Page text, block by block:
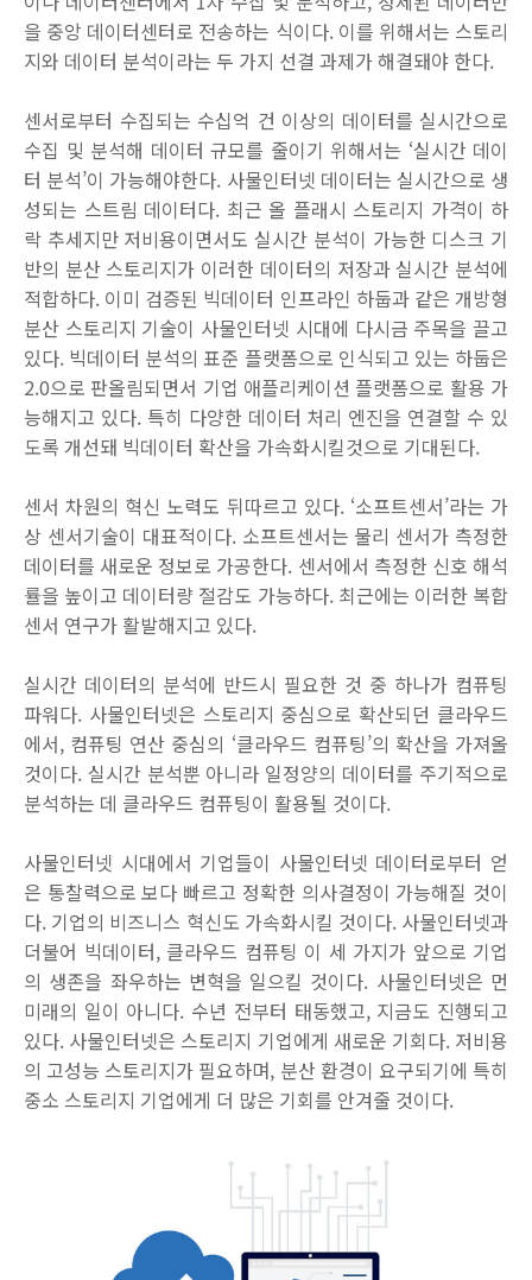
을 중앙 데이터센터로 전송하는 식이다. 이를 위해서는 스토리
지와 데이터 분석이라는 두 가지 선결 과제가 해결돼야 한다.
센서로부터 수집되는 수십억 건 이상의 데이터를 실시간으로
수집 및 분석해 데이터 규모를 줄이기 위해서는 ‘실시간 데이
터 분석’이 가능해야한다. 사물인터넷 데이터는 실시간으로 생
성되는 스트림 데이터다. 최근 올 플래시 스토리지 가격이 하
락 추세지만 저비용이면서도 실시간 분석이 가능한 디스크 기
반의 분산 스토리지가 이러한 데이터의 저장과 실시간 분석에
적합하다. 이미 검증된 빅데이터 인프라인 하둡과 같은 개방형
분산 스토리지 기술이 사물인터넷 시대에 다시금 주목을 끌고
있다. 빅데이터 분석의 표준 플랫폼으로 인식되고 있는 하둡은
2.0으로 판올림되면서 기업 애플리케이션 플랫폼으로 활용 가
능해지고 있다. 특히 다양한 데이터 처리 엔진을 연결할 수 있
도록 개선돼 빅데이터 확산을 가속화시킬것으로 기대된다.
센서 차원의 혁신 노력도 뒤따르고 있다. ‘소프트센서’라는 가
상 센서기술이 대표적이다. 소프트센서는 물리 센서가 측정한
데이터를 새로운 정보로 가공한다. 센서에서 측정한 신호 해석
률을 높이고 데이터량 절감도 가능하다. 최근에는 이러한 복합
센서 연구가 활발해지고 있다.
실시간 데이터의 분석에 반드시 필요한 것 중 하나가 컴퓨팅
파워다. 사물인터넷은 스토리지 중심으로 확산되던 클라우드
에서, 컴퓨팅 연산 중심의 ‘클라우드 컴퓨팅’의 확산을 가져올
것이다. 실시간 분석뿐 아니라 일정양의 데이터를 주기적으로
분석하는 데 클라우드 컴퓨팅이 활용될 것이다.
사물인터넷 시대에서 기업들이 사물인터넷 데이터로부터 얻
은 통찰력으로 보다 빠르고 정확한 의사결정이 가능해질 것이
다. 기업의 비즈니스 혁신도 가속화시킬 것이다. 사물인터넷과
더불어 빅데이터, 클라우드 컴퓨팅 이 세 가지가 앞으로 기업
의 생존을 좌우하는 변혁을 일으킬 것이다. 사물인터넷은 먼
미래의 일이 아니다. 수년 전부터 태동했고, 지금도 진행되고
있다. 사물인터넷은 스토리지 기업에게 새로운 기회다. 저비용
의 고성능 스토리지가 필요하며, 분산 환경이 요구되기에 특히
중소 스토리지 기업에게 더 많은 기회를 안겨줄 것이다.